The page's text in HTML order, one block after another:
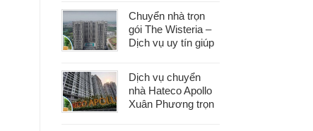
Chuyển nhà trọn
gói The Wisteria –
Dịch vụ uy tín giúp
phát sinh
Dịch vụ chuyển
nhà Hateco Apollo
Xuân Phương trọn